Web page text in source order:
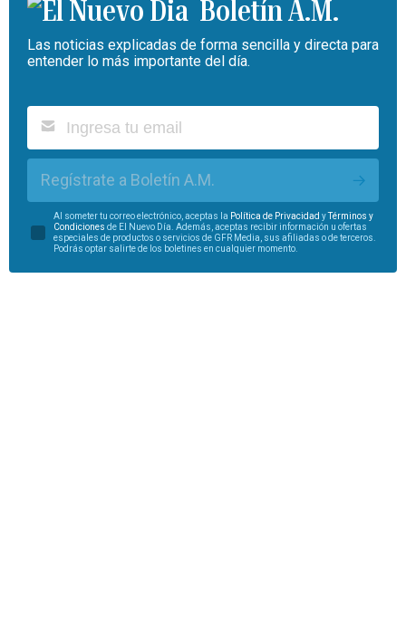
Boletín A.M.
Las noticias explicadas de forma sencilla y directa para
entender lo más importante del día.
Regístrate a Boletín A.M.
Al someter tu correo electrónico, aceptas la Política de Privacidad yTérminos y
Condiciones de El Nuevo Día. Además, aceptas recibir información u ofertas
especiales de productos o servicios de GFR Media, sus afiliadas o de terceros.
Podrás optar salirte de los boletines en cualquier momento.